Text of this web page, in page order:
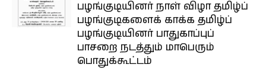
பழங்குடியினர் நாள் விழா தமிழ்ப்
பழங்குடிகளைக் காக்க தமிழ்ப்
பழங்குடியினர் பாதுகாப்புப்
பாசறை நடத்தும் மாபெரும்
பொதுக்கூட்டம்